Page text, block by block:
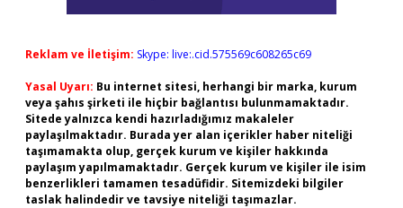
Reklam ve İletişim: Skype: live:.cid.575569c608265c69
Yasal Uyarı: Bu internet sitesi, herhangi bir marka, kurum
veya şahıs şirketi ile hiçbir bağlantısı bulunmamaktadır.
Sitede yalnızca kendi hazırladığımız makaleler
paylaşılmaktadır. Burada yer alan içerikler haber niteliği
taşımamakta olup, gerçek kurum ve kişiler hakkında
paylaşım yapılmamaktadır. Gerçek kurum ve kişiler ile isim
benzerlikleri tamamen tesadüfidir. Sitemizdeki bilgiler
taslak halindedir ve tavsiye niteliği taşımazlar.